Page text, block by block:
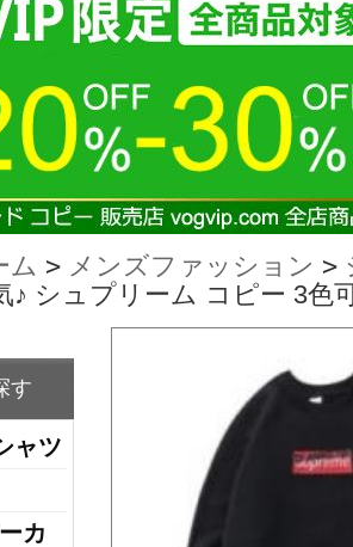
ム > メンズファッション >
♪ シュプリーム コピー 3色
す
ャツ
カ